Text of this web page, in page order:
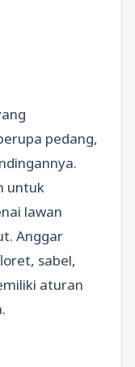
pedang,
untuk
lawan
Anggar
sabel,
aturan